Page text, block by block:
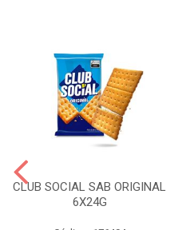
CLUB SOCIAL SAB ORIGINAL
6X24G